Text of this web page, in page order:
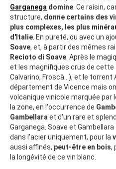
Garganega domine . Ce raisin,
structure, donne certains des
plus complexes, les plus
d'Italie . En pureté, ou avec un
Soave, et, à partir des mêmes
Recioto di Soave . Après le
et les magnifiques crus de cette
Calvarino, Froscà...), et le torrent
département de Vicence mais
volcanique vinicole marquée par
la zone, en l'occurrence de
Gambellara et d'un rare et
Garganega. Soave et
dans l'acier uniquement, pour la
aussi affinés, peut-être en bois,
la longévité de ce vin blanc.